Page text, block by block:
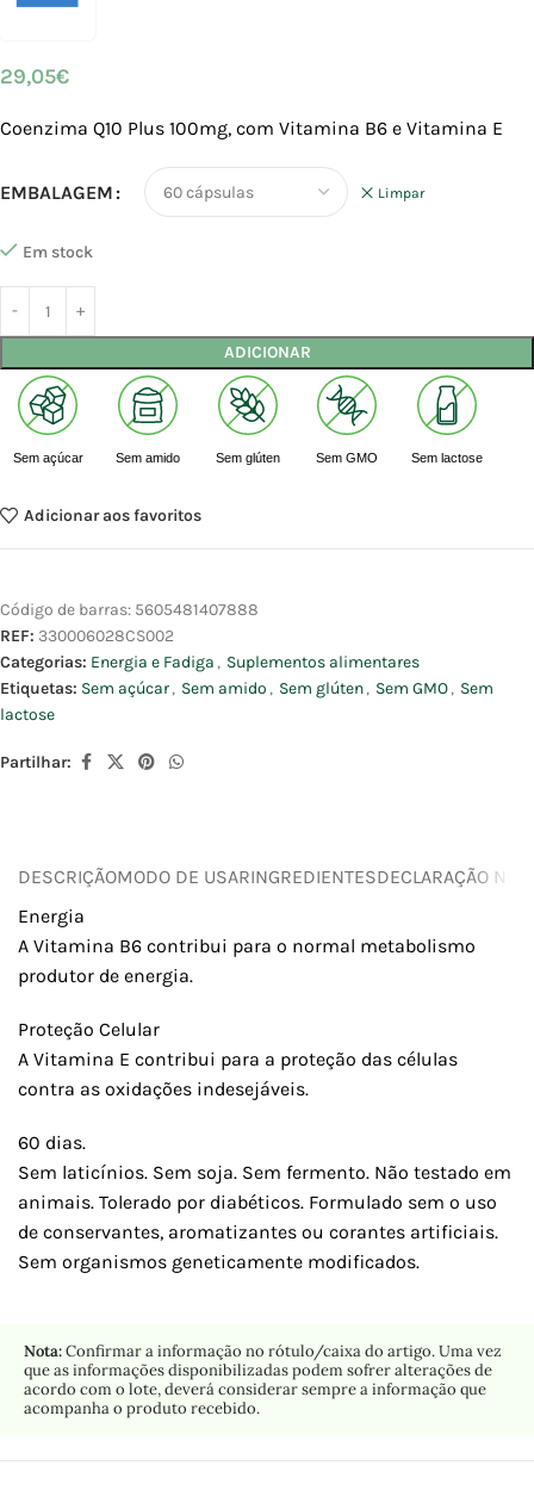
29,05€
Coenzima Q10 Plus 100mg, com Vitamina B6 e Vitamina E
EMBALAGEM Limpar
Em stock
ADICIONAR
Sem açúcar Sem amido Sem glúten Sem GMO Sem lactose
Adicionar aos favoritos
Código de barras: 5605481407888
REF: 330006028CS002
Categorias: Energia e Fadiga , Suplementos alimentares
Etiquetas: Sem açúcar, Sem amido , Sem glúten, Sem GMO, Sem
lactose
Partilhar:
DESCRIÇÃOMODO DE USARINGREDIENTESDECLARAÇÃO
Energia
A Vitamina B6 contribui para o normal metabolismo
produtor de energia.
Proteção Celular
A Vitamina E contribui para a proteção das células
contra as oxidações indesejáveis.
60 dias.
Sem laticínios. Sem soja. Sem fermento. Não testado em
animais. Tolerado por diabéticos. Formulado sem o uso
de conservantes, aromatizantes ou corantes artificiais.
Sem organismos geneticamente modificados.
Nota:Confirmar a informação no rótulo/caixa do artigo. Uma vez
que as informações disponibilizadas podem sofrer alterações de
acordo com o lote, deverá considerar sempre a informação que
acompanha o produto recebido.